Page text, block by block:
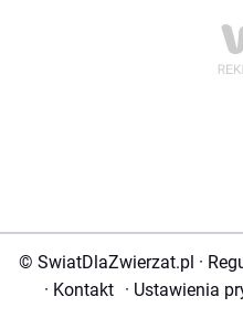
© SwiatDlaZwierzat.pl ·
· Kontakt · Ustawienia